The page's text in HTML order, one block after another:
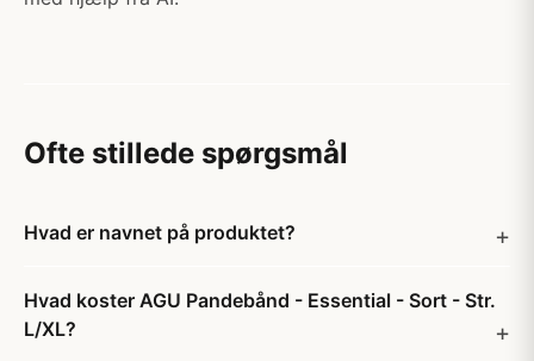
Ofte stillede spørgsmål
Hvad er navnet på produktet?
Hvad koster AGU Pandebånd - Essential - Sort - Str.
L/XL?